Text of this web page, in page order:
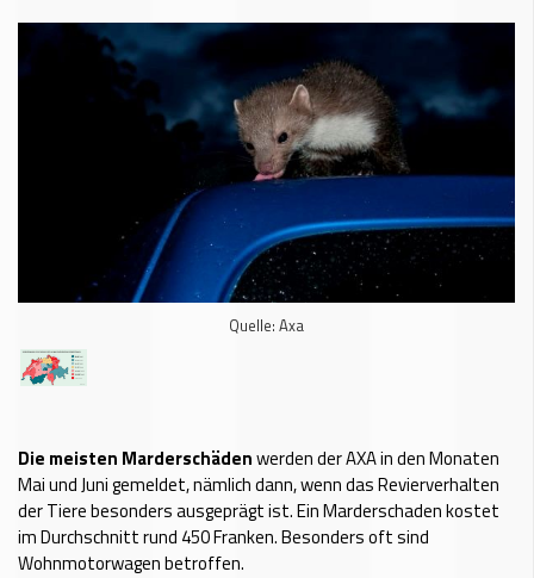
Quelle: Axa
Die meisten Marderschädenwerden der AXA in den Monaten
Mai und Juni gemeldet, nämlich dann, wenn das Revierverhalten
der Tiere besonders ausgeprägt ist. Ein Marderschaden kostet
im Durchschnitt rund 450 Franken. Besonders oft sind
Wohnmotorwagen betroffen.